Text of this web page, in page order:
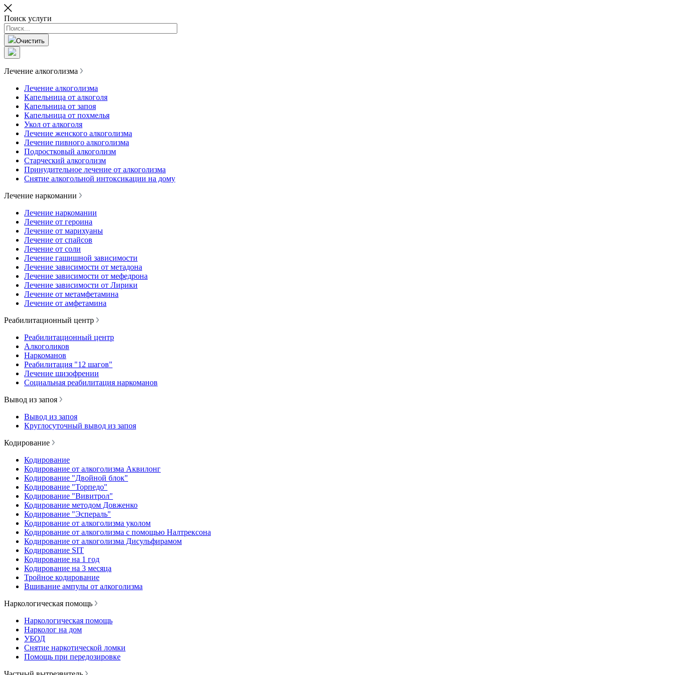
Поиск услуги
Очистить
Лечение алкоголизма
Лечение алкоголизма
Капельница от алкоголя
Капельница от запоя
Капельница от похмелья
Укол от алкоголя
Лечение женского алкоголизма
Лечение пивного алкоголизма
Подростковый алкоголизм
Старческий алкоголизм
Принудительное лечение от алкоголизма
Снятие алкогольной интоксикации на дому
Лечение наркомании
Лечение наркомании
Лечение от героина
Лечение от марихуаны
Лечение от спайсов
Лечение от соли
Лечение гашишной зависимости
Лечение зависимости от метадона
Лечение зависимости от мефедрона
Лечение зависимости от Лирики
Лечение от метамфетамина
Лечение от амфетамина
Реабилитационный центр
Реабилитационный центр
Алкоголиков
Наркоманов
Реабилитация "12 шагов"
Лечение шизофрении
Социальная реабилитация наркоманов
Вывод из запоя
Вывод из запоя
Круглосуточный вывод из запоя
Кодирование
Кодирование
Кодирование от алкоголизма Аквилонг
Кодирование "Двойной блок"
Кодирование "Торпедо"
Кодирование "Вивитрол"
Кодирование методом Довженко
Кодирование "Эспераль"
Кодирование от алкоголизма уколом
Кодирование от алкоголизма с помощью Налтрексона
Кодирование от алкоголизма Дисульфирамом
Кодирование SIT
Кодирование на 1 год
Кодирование на 3 месяца
Тройное кодирование
Вшивание ампулы от алкоголизма
Наркологическая помощь
Наркологическая помощь
Нарколог на дом
УБОД
Снятие наркотической ломки
Помощь при передозировке